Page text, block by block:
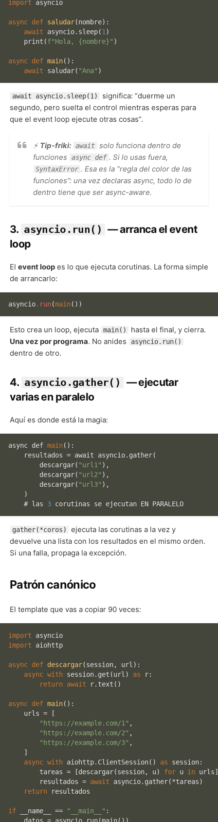
import asyncio
async def saludar(nombre):
await asyncio.sleep(1)
print (f"Hola, {nombre}" )
async def main():
await saludar( "Ana"
await asyncio.sleep(1)
significa: “duerme un
segundo, pero suelta el control mientras esperas para
que el event loop ejecute otras cosas”.
⚡Tip-friki: await solo funciona dentro de
funciones
async def . Si lo usas fuera,
SyntaxError . Esa es la “regla del color de las
funciones”: una vez declaras async, todo lo de
dentro tiene que ser async-aware.
3. asyncio.run() — arranca el event
loop
El event loop es lo que ejecuta corutinas. La forma simple
de arrancarlo:
asyncio.run(main
Esto crea un loop, ejecuta main()
hasta el final, y cierra.
Una vez por programa. No anides asyncio.run()
dentro de otro.
4. asyncio.gather()
— ejecutar
varias en paralelo
Aquí es donde está la magia:
async def main():
    resultados = await asyncio.
gather(
descargar( "url1" ),
descargar( "url2" ),
descargar( "url3" ),
    )
    # las
3
gather(*coros)
ejecuta las corutinas a la vez y
devuelve una lista con los resultados en el mismo orden.
Si una falla, propaga la excepción.
Patrón canónico
El template que vas a copiar 90 veces:
import
import aiohttp
async def descargar(session, url ):
async with session.get(url) as r:
return await r.text()
async def main():
    urls = [
"https://example.com/1" ,
"https://example.com/2" ,
"https://example.com/3" ,
    ]
async with aiohttp.ClientSession() as session:
        tareas = [descargar(session, u)
for u in
        resultados =
await asyncio.gather(*tareas)
return resultados
if __name__ == "__main__" :
    datos = asyncio.run(main())